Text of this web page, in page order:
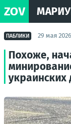
ZOV
ПАБЛИКИ 29 мая
Похоже,
украинских